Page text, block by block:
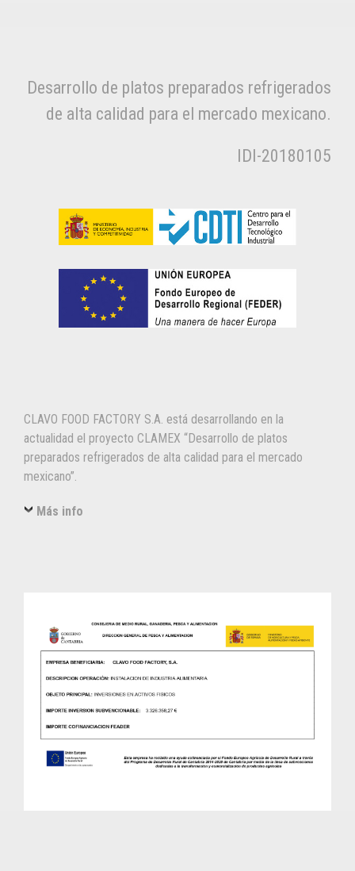
Desarrollo de platos preparados refrigerados
de alta calidad para el mercado mexicano.
IDI-20180105
CLAVO FOOD FACTORY S.A. está desarrollando en la
actualidad el proyecto CLAMEX “Desarrollo de platos
preparados refrigerados de alta calidad para el mercado
mexicano”.
Más info